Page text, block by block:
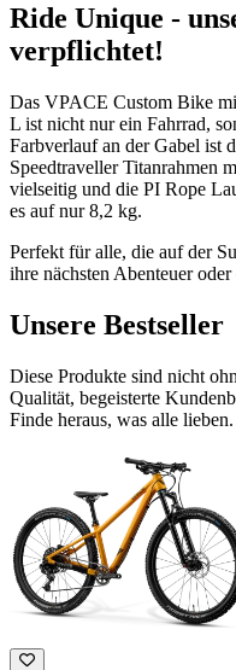
Ride Unique -
verpflichtet!
Das VPACE Custom Bike
L ist nicht nur ein Fahrrad,
Farbverlauf an der Gabel ist
Speedtraveller Titanrahmen
vielseitig und die PI Rope
es auf nur 8,2 kg.
Perfekt für alle, die auf der
ihre nächsten Abenteuer
Unsere Bestseller
Diese Produkte sind nicht
Qualität, begeisterte
Finde heraus, was alle lieben.